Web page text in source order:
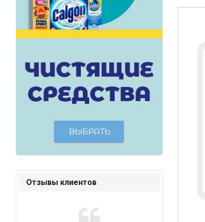
Отзывы клиентов